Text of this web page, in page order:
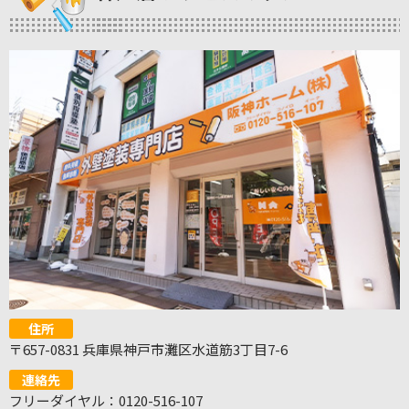
住所
〒657-0831 兵庫県神戸市灘区水道筋3丁目7-6
連絡先
フリーダイヤル：0120-516-107